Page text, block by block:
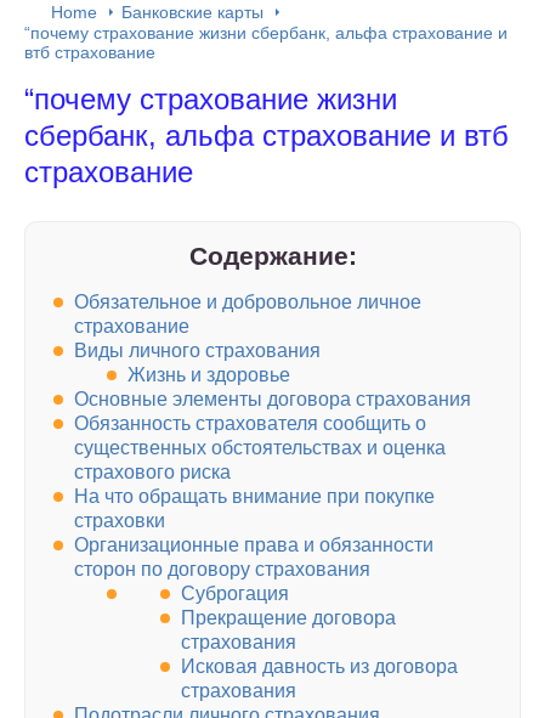
Home
Банковские карты
“почему страхование жизни сбербанк, альфа страхование и
втб страхование
“почему страхование жизни
сбербанк, альфа страхование и втб
страхование
Содержание:
Обязательное и добровольное личное
страхование
Виды личного страхования
Жизнь и здоровье
Основные элементы договора страхования
Обязанность страхователя сообщить о
существенных обстоятельствах и оценка
страхового риска
На что обращать внимание при покупке
страховки
Организационные права и обязанности
сторон по договору страхования
Суброгация
Прекращение договора
страхования
Исковая давность из договора
страхования